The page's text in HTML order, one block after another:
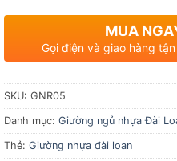
MUA
Gọi điện và giao hàng tận
SKU: GNR05
Danh mục: Giường ngủ nhựa Đài
Thẻ: Giường nhựa đài loan